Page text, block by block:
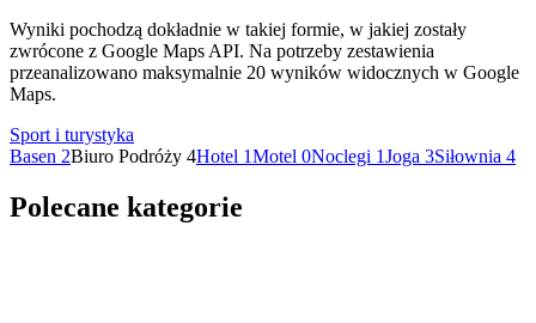
Wyniki pochodzą dokładnie w takiej formie, w jakiej zostały
zwrócone z Google Maps API. Na potrzeby zestawienia
przeanalizowano maksymalnie 20 wyników widocznych w Google
Maps.
Sport i turystyka
Basen 2Biuro Podróży 4Hotel 1Motel 0Noclegi 1Joga 3Siłownia 4
Polecane kategorie